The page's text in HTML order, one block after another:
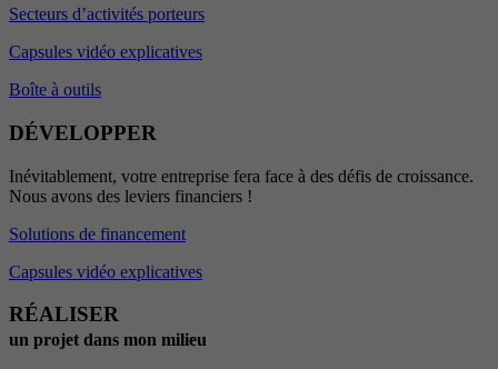
Secteurs d’activités porteurs
Capsules vidéo explicatives
Boîte à outils
DÉVELOPPER
Inévitablement, votre entreprise fera face à des défis de croissance.
Nous avons des leviers financiers !
Solutions de financement
Capsules vidéo explicatives
RÉALISER
un projet dans mon milieu